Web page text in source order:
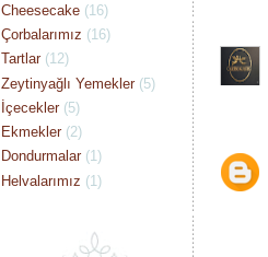
Cheesecake (16)
Çorbalarımız (16)
Tartlar (12)
Zeytinyağlı Yemekler (5)
İçecekler (5)
Ekmekler (2)
Dondurmalar (1)
Helvalarımız (1)